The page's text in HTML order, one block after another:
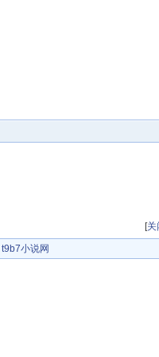
[关
t9b7小说网